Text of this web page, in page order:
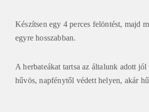
Készítsen egy 4 perces felöntést, majd
egyre hosszabban.
A herbateákat tartsa az általunk adott jól
hűvös, napfénytől védett helyen, akár